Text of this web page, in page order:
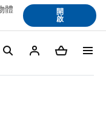
體
開
啟